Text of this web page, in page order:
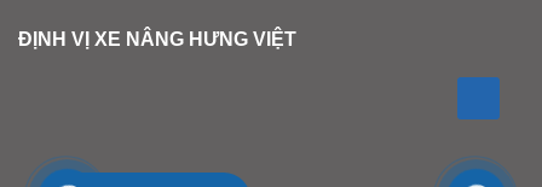
ĐỊNH VỊ XE NÂNG HƯNG VIỆT